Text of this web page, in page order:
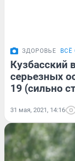
ЗДОРОВЬЕ
Кузбасский
серьезных
19 (сильно
31 мая, 2021, 14:16